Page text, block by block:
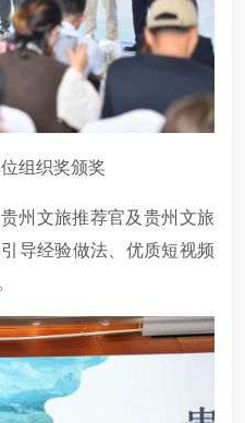
组织奖颁奖
州文旅推荐官及贵州文旅
导经验做法、优质短视频